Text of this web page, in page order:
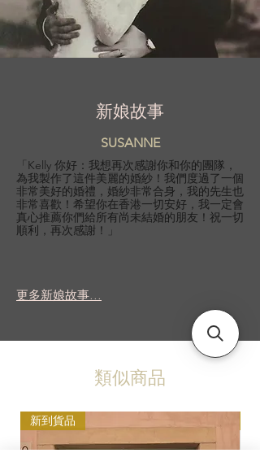
新娘故事
SUSANNE
「Kelly 你好：我想再次感謝你和你的團隊，
為我製作了這件美麗的婚紗！我們度過了一個
非常美好的婚禮，婚紗非常合身，我的先生也
非常喜歡！希望你在香港一切安好，我一定會
真心推薦你們給所有尚未結婚的朋友！祝一切
順利，再次感謝！」
更多新娘故事...
類似商品
新到貨品